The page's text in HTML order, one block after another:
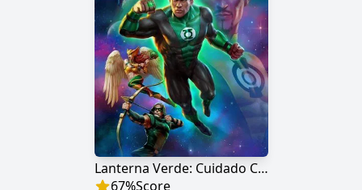
Lanterna Verde: Cuidado Com Meu Poder
67%Score